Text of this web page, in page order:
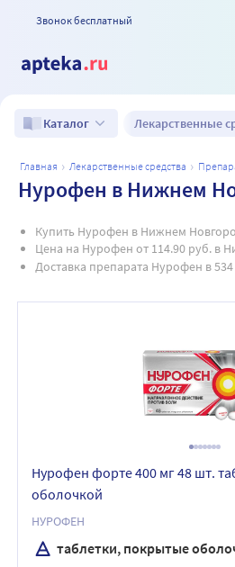
Звонок бесплатный
Каталог Лекарственные
главная лекарственные средства
Нурофен в Нижнем
Купить Нурофен в Нижнем
Цена на Нурофен от 114.90 руб. в
Доставка препарата Нурофен в 534
Нурофен форте 400 мг 48 шт.
оболочкой
НУРОФЕН
таблетки, покрытые